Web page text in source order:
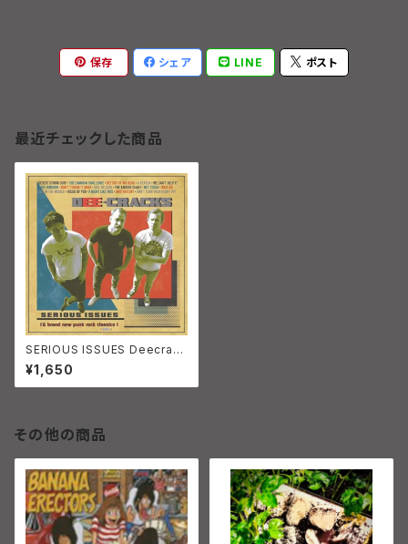
保存 シェア LINE ポスト
最近チェックした商品
SERIOUS ISSUES Deecrack
s
¥1,650
その他の商品